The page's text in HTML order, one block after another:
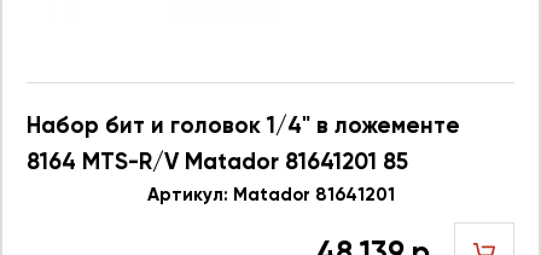
Набор бит и головок 1/4" в ложементе
8164 MTS-R/V Matador 81641201 85
предметовАртикул: Matador 81641201